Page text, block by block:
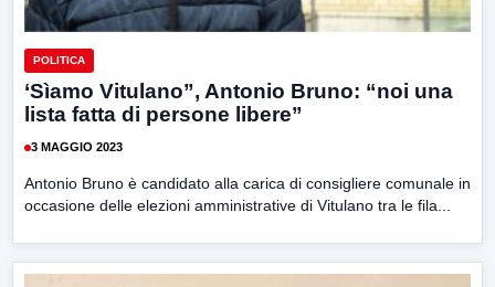
POLITICA
‘Sìamo Vitulano”, Antonio Bruno: “noi una
lista fatta di persone libere”
3 MAGGIO 2023
Antonio Bruno è candidato alla carica di consigliere comunale in
occasione delle elezioni amministrative di Vitulano tra le fila...